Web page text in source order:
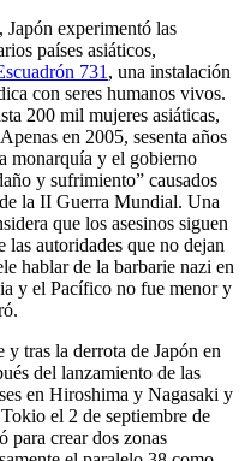
Japón experimentó las
países asiáticos,
731, una instalación
con seres humanos vivos.
200 mil mujeres​ asiáticas,
en 2005, sesenta años
monarquía y el gobierno
y sufrimiento” causados
la II Guerra Mundial. Una
que los asesinos siguen
autoridades que no dejan
hablar de la barbarie nazi en
y el Pacífico no fue menor y
y tras la derrota de Japón en
del lanzamiento de las
en Hiroshima y Nagasaki y
el 2 de septiembre de
para crear dos zonas